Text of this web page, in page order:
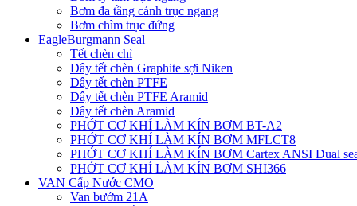
Bơm đa tầng cánh trục ngang
Bơm chìm trục đứng
EagleBurgmann Seal
Tết chèn chì
Dây tết chèn Graphite sợi Niken
Dây tết chèn PTFE
Dây tết chèn PTFE Aramid
Dây tết chèn Aramid
PHỚT CƠ KHÍ LÀM KÍN BƠM BT-A2
PHỚT CƠ KHÍ LÀM KÍN BƠM MFLCT8
PHỚT CƠ KHÍ LÀM KÍN BƠM Cartex ANSI Dual
PHỚT CƠ KHÍ LÀM KÍN BƠM SHI366
VAN Cấp Nước CMO
Van bướm 21A